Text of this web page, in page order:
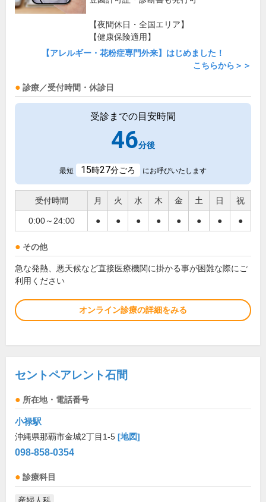
【夜間休日・全国エリア】
【健康保険適用】
【アレルギー・花粉症専門外来】はじめました！
こちらから＞＞
診療／受付時間・休診日
受診までの目安時間
46分後
最短 15時27分ごろ にお呼びいたします
受付時間 月 火 水 木 金 土 日 祝
0:00～24:00 ● ● ● ● ● ● ● ●
その他
急な発熱、悪天候など直接医療機関に掛かる事が困難な際にご
利用ください
オンライン診療の詳細をみる
セントペアレント石間
所在地・電話番号
小禄駅
沖縄県那覇市金城2丁目1-5 [地図]
098-858-0354
診療科目